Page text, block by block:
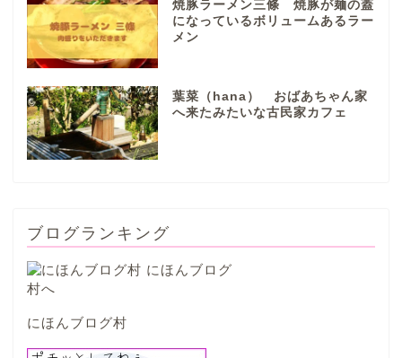
焼豚ラーメン三條 焼豚が麺の蓋
になっているボリュームあるラー
メン
葉菜（hana） おばあちゃん家
へ来たみたいな古民家カフェ
ブログランキング
にほんブログ村
各務原市
山県市